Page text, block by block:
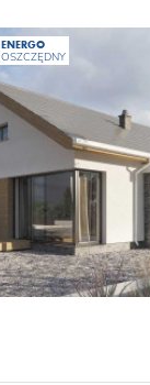
ENERGO
OSZCZĘDNY